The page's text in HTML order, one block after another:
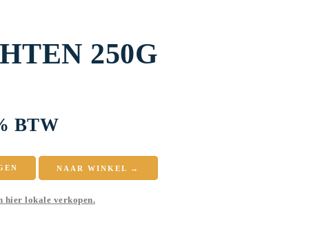
250G
BTW
NAAR WINKEL →
hier lokale verkopen.